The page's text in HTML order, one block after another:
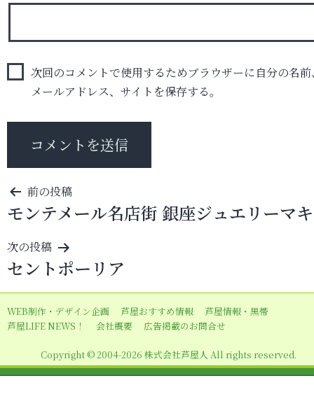
次回のコメントで使用するためブラウザーに自分の名前
メールアドレス、サイトを保存する。
投
稿
ナ
ビ
ゲ
ー
シ
ン
前の投稿
モンテメール名店街 銀座ジュエリーマキ
次の投稿
セントポーリア
WEB制作・デザイン企画 芦屋おすすめ情報
芦屋情報・黒帯
芦屋LIFE NEWS！
会社概要 広告掲載のお問合せ
Copyright © 2004-2026 株式会社芦屋人 All rights reserved.